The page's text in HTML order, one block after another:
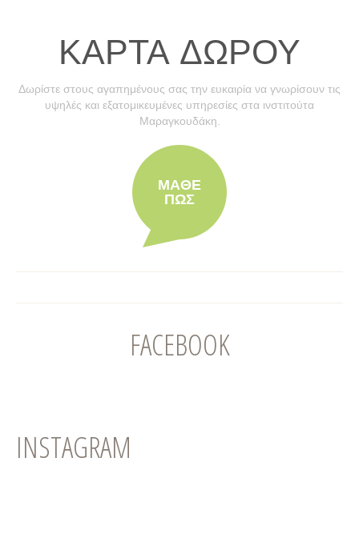
ΚΆΡΤΑ ΔΏΡΟΥ
Δωρίστε στους αγαπημένους σας την ευκαιρία να γνωρίσουν τις
υψηλές και εξατομικευμένες υπηρεσίες στα ινστιτούτα
Μαραγκουδάκη.
ΜΑΘΕ
ΠΩΣ
FACEBOOK
INSTAGRAM